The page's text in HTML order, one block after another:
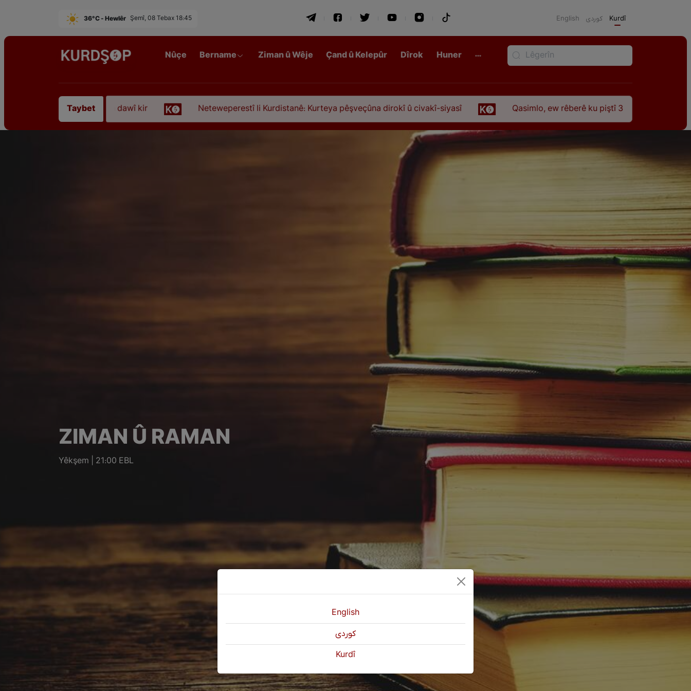
36°C - Hewlêr Şemî, 08 Tebax 18:45 English كوردی Kurdî
Nûçe Bername Ziman û Wêje Çand û Kelepûr Dîrok Huner
Taybet
Sofyanî” koça dawî kir Neteweperestî li Kurdistanê: Kurteya pêşveçûna dirokî û civakî-siyasî Qasimlo, ew rêberê ku piştî 35 sal ji şehîdbûna wî hê jî
ZIMAN Û RAMAN
Yêkşem | 21:00 EBL
English
كوردی
Kurdî